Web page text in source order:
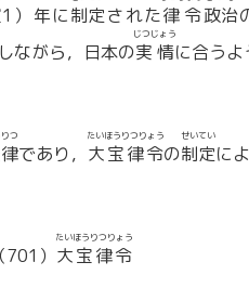
1）年に制定された律令政治
ながら，日本の実情
じつじょう
に合うよ
つ
であり， 大宝律令
たいほうりつりょう
の制定
せいてい
に
） 大宝律令
たいほうりつりょう